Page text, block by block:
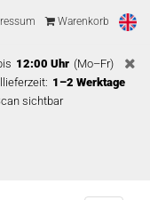
Warenkorb
12:00 Uhr (Mo–Fr)
1–2 Werktage
sichtbar